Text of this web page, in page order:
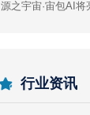
行业资讯